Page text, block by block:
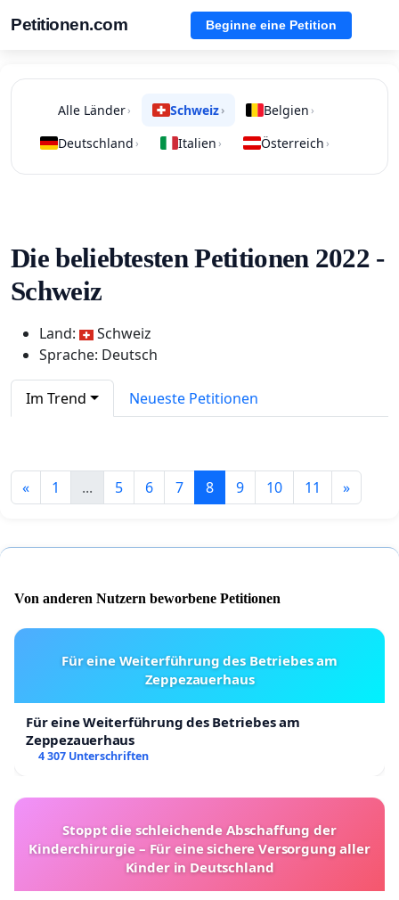
Petitionen.com Beginne eine Petition
Alle Länder› Schweiz› Belgien ›
Deutschland › Italien › Österreich ›
Die beliebtesten Petitionen 2022 -
Schweiz
Land:
Schweiz
Sprache: Deutsch
Im Trend Neueste Petitionen
« 1 ... 5 6 7 8 9 10 11 »
Von anderen Nutzern beworbene Petitionen
Für eine Weiterführung des Betriebes am
Zeppezauerhaus
Für eine Weiterführung des Betriebes am
Zeppezauerhaus
4 307 Unterschriften
Stoppt die schleichende Abschaffung der
Kinderchirurgie – Für eine sichere Versorgung aller
Kinder in Deutschland